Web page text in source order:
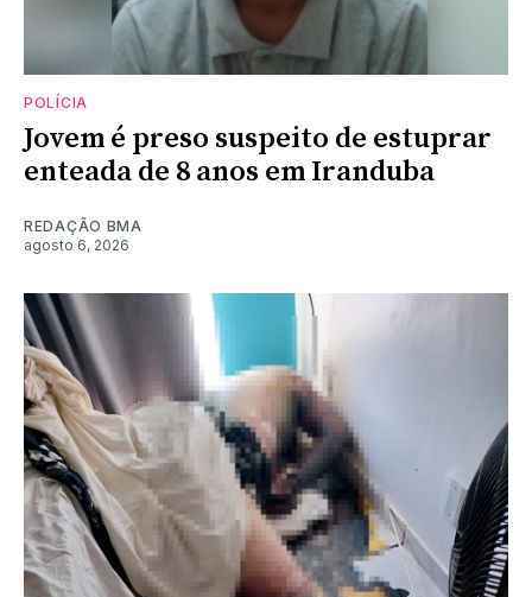
POLÍCIA
Jovem é preso suspeito de estuprar
enteada de 8 anos em Iranduba
REDAÇÃO BMA
agosto 6, 2026